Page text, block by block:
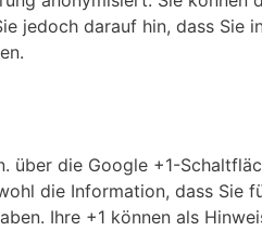
jedoch darauf hin, dass Sie
die Google +1-
die Information, dass Sie
Ihre +1 können als